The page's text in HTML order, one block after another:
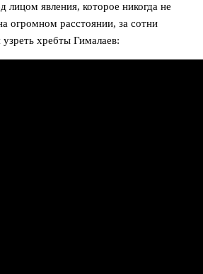
лицом явления, которое никогда не
огромном расстоянии, за сотни
хребты Гималаев: